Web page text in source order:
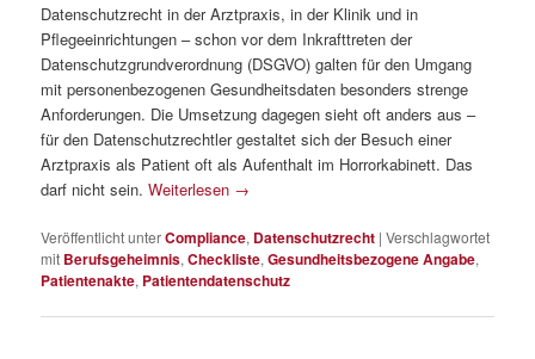
Datenschutzrecht in der Arztpraxis, in der Klinik und in
Pflegeeinrichtungen – schon vor dem Inkrafttreten der
Datenschutzgrundverordnung (DSGVO) galten für den Umgang
mit personenbezogenen Gesundheitsdaten besonders strenge
Anforderungen. Die Umsetzung dagegen sieht oft anders aus –
für den Datenschutzrechtler gestaltet sich der Besuch einer
Arztpraxis als Patient oft als Aufenthalt im Horrorkabinett. Das
darf nicht sein.Weiterlesen →
Veröffentlicht unterCompliance, Datenschutzrecht |Verschlagwortet
mit Berufsgeheimnis,Checkliste,Gesundheitsbezogene Angabe,
Patientenakte, Patientendatenschutz